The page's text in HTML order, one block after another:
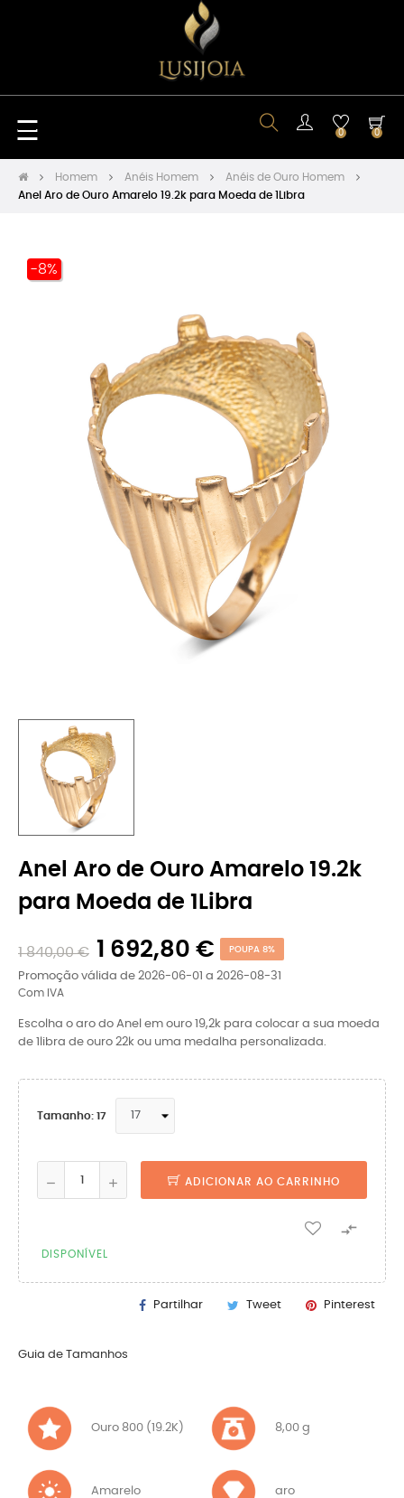
Toggle
navigation
☰ 0 0
Homem Anéis Homem
Anéis de Ouro Homem
Anel Aro de Ouro Amarelo 19.2k para Moeda de 1Libra
-8%
Anel Aro de Ouro Amarelo 19.2k
para Moeda de 1Libra
1 840,00 € 1 692,80 € POUPA 8%
Promoção válida de 2026-06-01 a 2026-08-31
Com IVA
Escolha o aro do Anel em ouro 19,2k para colocar a sua moeda
de 1libra de ouro 22k ou uma medalha personalizada.
Tamanho: 17
ADICIONAR AO CARRINHO

DISPONÍVEL
Partilhar Tweet Pinterest
Guia de Tamanhos
Ouro 800 (19.2K) 8,00 g
Amarelo aro